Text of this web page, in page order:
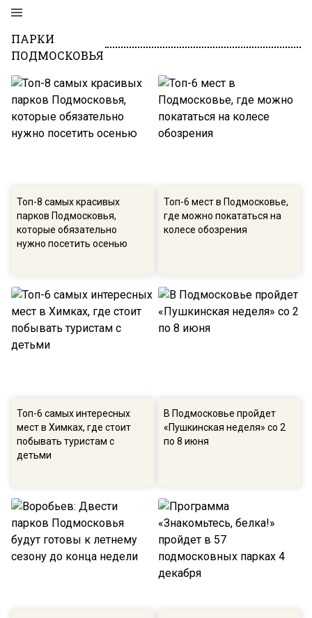
ПАРКИ
ПОДМОСКОВЬЯ
Топ-8 самых красивых
парков Подмосковья,
которые обязательно
нужно посетить осенью
Топ-6 мест в Подмосковье,
где можно покататься на
колесе обозрения
Топ-6 самых интересных
мест в Химках, где стоит
побывать туристам с
детьми
В Подмосковье пройдет
«Пушкинская неделя» со 2
по 8 июня